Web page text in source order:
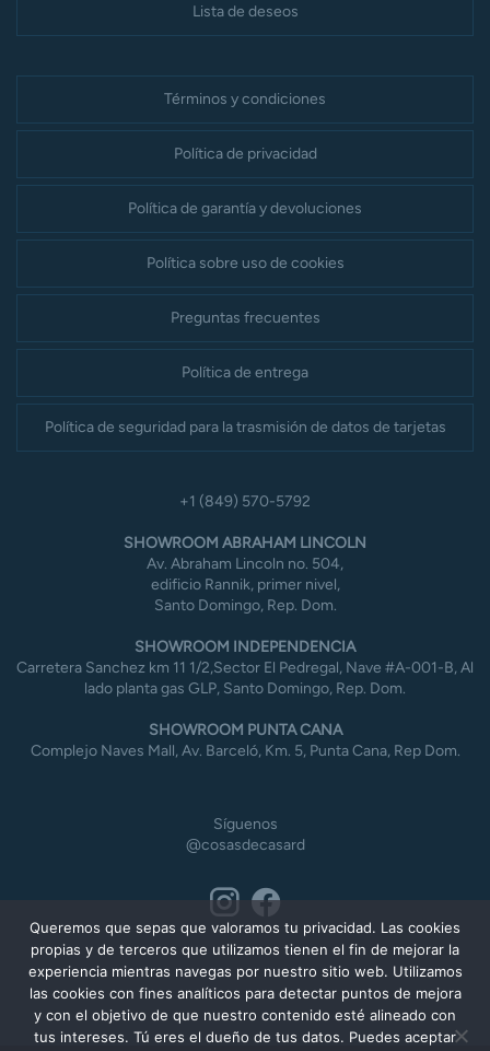
Lista de deseos
Términos y condiciones
Política de privacidad
Política de garantía y devoluciones
Política sobre uso de cookies
Preguntas frecuentes
Política de entrega
Política de seguridad para la trasmisión de datos de tarjetas
+1 (849) 570-5792
SHOWROOM ABRAHAM LINCOLN
Av. Abraham Lincoln no. 504,
edificio Rannik, primer nivel,
Santo Domingo, Rep. Dom.
SHOWROOM INDEPENDENCIA
Carretera Sanchez km 11 1/2,Sector El Pedregal, Nave #A-001-B, Al
lado planta gas GLP, Santo Domingo, Rep. Dom.
SHOWROOM PUNTA CANA
Complejo Naves Mall, Av. Barceló, Km. 5, Punta Cana, Rep Dom.
Síguenos
@cosasdecasard
Queremos que sepas que valoramos tu privacidad. Las cookies
propias y de terceros que utilizamos tienen el fin de mejorar la
experiencia mientras navegas por nuestro sitio web. Utilizamos
las cookies con fines analíticos para detectar puntos de mejora
y con el objetivo de que nuestro contenido esté alineado con
tus intereses. Tú eres el dueño de tus datos. Puedes aceptar